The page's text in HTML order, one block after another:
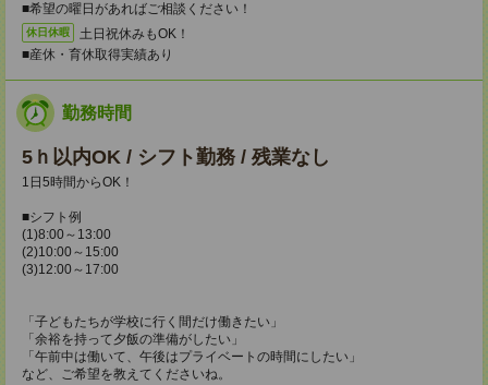
■希望の曜日があればご相談ください！
休日休暇
土日祝休みもOK！
■産休・育休取得実績あり
勤務時間
5ｈ以内OK / シフト勤務 / 残業なし
1日5時間からOK！
■シフト例
(1)8:00～13:00
(2)10:00～15:00
(3)12:00～17:00
「子どもたちが学校に行く間だけ働きたい」
「余裕を持って夕飯の準備がしたい」
「午前中は働いて、午後はプライベートの時間にしたい」
など、ご希望を教えてくださいね。